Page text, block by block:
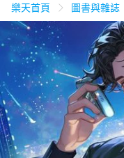
天天免運 美食
居家生活 3C
樂天首頁 圖書與雜誌